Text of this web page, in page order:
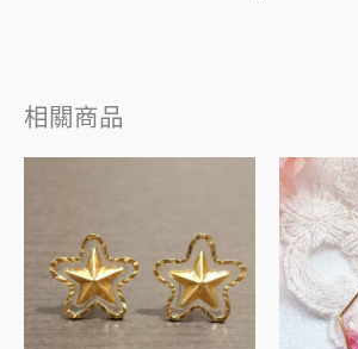
相關商品